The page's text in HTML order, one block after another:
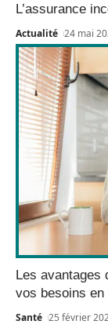
L’assurance
Actualité 24 mai
Les avantages
vos besoins en
Santé 25 février